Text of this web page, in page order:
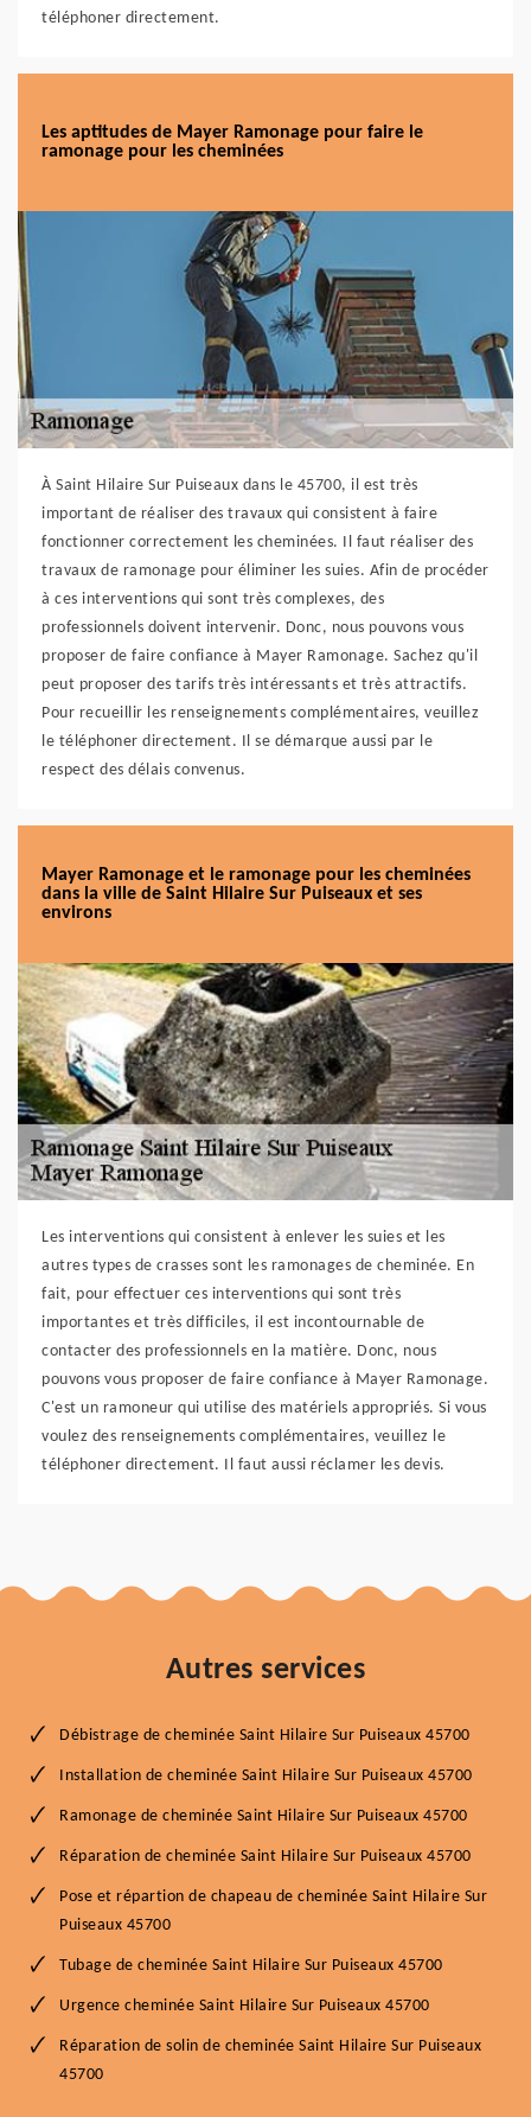
téléphoner directement.
Les aptitudes de Mayer Ramonage pour faire le
ramonage pour les cheminées
À Saint Hilaire Sur Puiseaux dans le 45700, il est très
important de réaliser des travaux qui consistent à faire
fonctionner correctement les cheminées. Il faut réaliser des
travaux de ramonage pour éliminer les suies. Afin de procéder
à ces interventions qui sont très complexes, des
professionnels doivent intervenir. Donc, nous pouvons vous
proposer de faire confiance à Mayer Ramonage. Sachez qu'il
peut proposer des tarifs très intéressants et très attractifs.
Pour recueillir les renseignements complémentaires, veuillez
le téléphoner directement. Il se démarque aussi par le
respect des délais convenus.
Mayer Ramonage et le ramonage pour les cheminées
dans la ville de Saint Hilaire Sur Puiseaux et ses
environs
Les interventions qui consistent à enlever les suies et les
autres types de crasses sont les ramonages de cheminée. En
fait, pour effectuer ces interventions qui sont très
importantes et très difficiles, il est incontournable de
contacter des professionnels en la matière. Donc, nous
pouvons vous proposer de faire confiance à Mayer Ramonage.
C'est un ramoneur qui utilise des matériels appropriés. Si vous
voulez des renseignements complémentaires, veuillez le
téléphoner directement. Il faut aussi réclamer les devis.
Autres services
Débistrage de cheminée Saint Hilaire Sur Puiseaux 45700
Installation de cheminée Saint Hilaire Sur Puiseaux 45700
Ramonage de cheminée Saint Hilaire Sur Puiseaux 45700
Réparation de cheminée Saint Hilaire Sur Puiseaux 45700
Pose et répartion de chapeau de cheminée Saint Hilaire Sur
Puiseaux 45700
Tubage de cheminée Saint Hilaire Sur Puiseaux 45700
Urgence cheminée Saint Hilaire Sur Puiseaux 45700
Réparation de solin de cheminée Saint Hilaire Sur Puiseaux
45700